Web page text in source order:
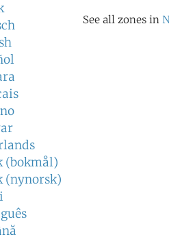
(bokmål)
(nynorsk)
See all zones in